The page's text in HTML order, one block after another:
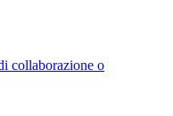
collaborazione o